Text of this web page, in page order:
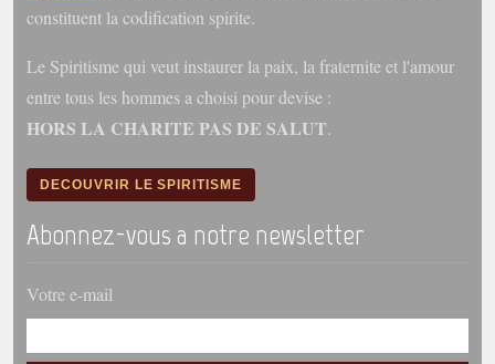
Maximes
séance d'aide spirituelle
Powerpoints
Enseignement
Cours dispensés au Centre
Consultez les réponses
constituent la codification spirite.
Le Spiritisme qui veut instaurer la paix, la fraternite et l'amour
entre tous les hommes a choisi pour devise :
HORS LA CHARITE PAS DE SALUT.
DECOUVRIR LE SPIRITISME
Abonnez-vous a notre newsletter
Votre e-mail